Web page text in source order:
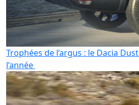
Trophées de l’argus : le Dacia
l’année